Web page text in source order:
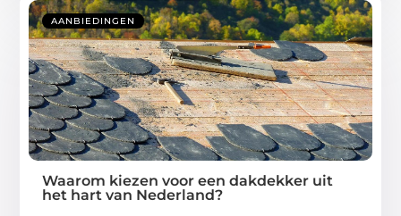
AANBIEDINGEN
Waarom kiezen voor een dakdekker uit
het hart van Nederland?